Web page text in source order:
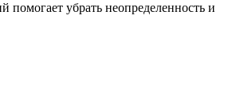
помогает убрать неопределенность и